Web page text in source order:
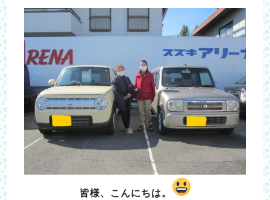
皆様、こんにちは。